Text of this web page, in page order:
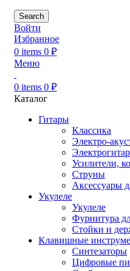
Search
Войти
Избранное
0 items 0 ₽
Меню
0 items 0 ₽
Каталог
Гитары
Классика
Электро-
Усилители,
Струны
Аксессуары
Укулеле
Укулеле
Фурнитура
Стойки и
Клавишные
Синтезаторы
Цифровые